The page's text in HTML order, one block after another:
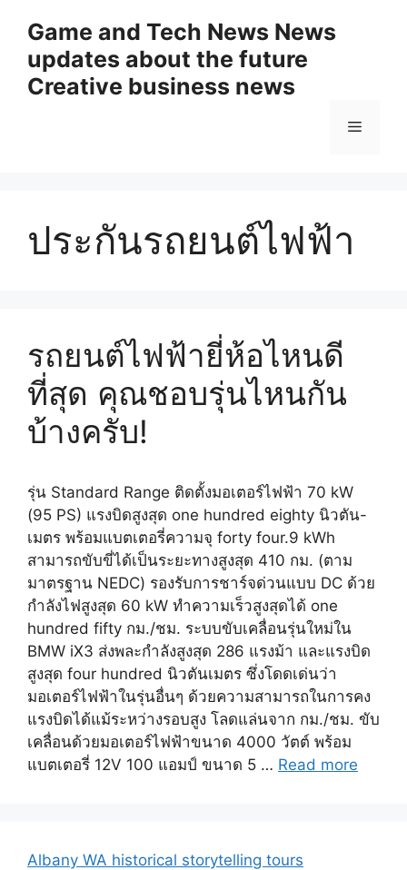
content
Game and Tech News News
updates about the future
Creative business news
Menu
ประกันรถยนต์ไฟฟ้า
รถยนต์ไฟฟ้ายี่ห้อไหนดี
ที่สุด คุณชอบรุ่นไหนกัน
บ้างครับ!
รุ่น Standard Range ติดตั้งมอเตอร์ไฟฟ้า 70 kW
(95 PS) แรงบิดสูงสุด one hundred eighty นิวตัน-
เมตร พร้อมแบตเตอรี่ความจุ forty four.9 kWh
สามารถขับขี่ได้เป็นระยะทางสูงสุด 410 กม. (ตาม
มาตรฐาน NEDC) รองรับการชาร์จด่วนแบบ DC ด้วย
กำลังไฟสูงสุด 60 kW ทำความเร็วสูงสุดได้ one
hundred fifty กม./ชม. ระบบขับเคลื่อนรุ่นใหม่ใน
BMW iX3 ส่งพละกำลังสูงสุด 286 แรงม้า และแรงบิด
สูงสุด four hundred นิวตันเมตร ซึ่งโดดเด่นว่า
มอเตอร์ไฟฟ้าในรุ่นอื่นๆ ด้วยความสามารถในการคง
แรงบิดได้แม้ระหว่างรอบสูง โลดแล่นจาก กม./ชม. ขับ
เคลื่อนด้วยมอเตอร์ไฟฟ้าขนาด 4000 วัตต์ พร้อม
แบตเตอรี่ 12V 100 แอมป์ ขนาด 5 … Read more
Albany WA historical storytelling tours